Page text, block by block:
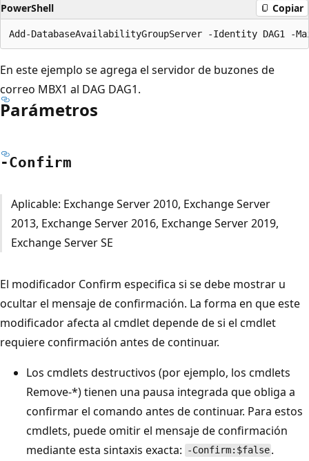
PowerShell Copiar
En este ejemplo se agrega el servidor de buzones de
correo MBX1 al DAG DAG1.
Parámetros
-Confirm
Aplicable: Exchange Server 2010, Exchange Server
2013, Exchange Server 2016, Exchange Server 2019,
Exchange Server SE
El modificador Confirm especifica si se debe mostrar u
ocultar el mensaje de confirmación. La forma en que este
modificador afecta al cmdlet depende de si el cmdlet
requiere confirmación antes de continuar.
Los cmdlets destructivos (por ejemplo, los cmdlets
Remove-*) tienen una pausa integrada que obliga a
confirmar el comando antes de continuar. Para estos
cmdlets, puede omitir el mensaje de confirmación
mediante esta sintaxis exacta:
-Confirm:$false .